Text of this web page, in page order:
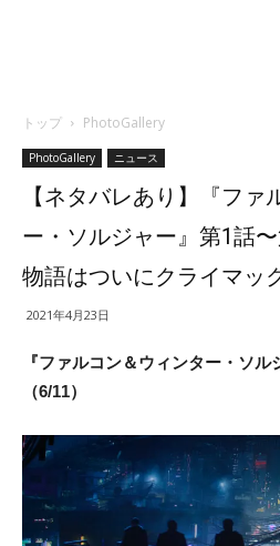
トップ PhotoGallery
PhotoGallery ニュース
【ネタバレあり】『ファ
ー・ソルジャー』第1話
物語はついにクライマッ
2021年4月23日
『ファルコン＆ウィンター・ソ
（6/11）